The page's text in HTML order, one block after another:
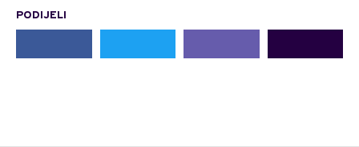
PODIJELI